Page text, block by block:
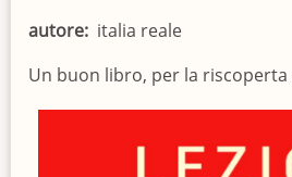
autore italia reale
Un buon libro, per la riscoperta